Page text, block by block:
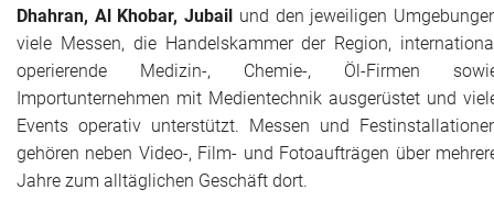
Dhahran, Al Khobar, Jubail und den jeweiligen
viele Messen, die Handelskammer der Region,
operierende Medizin-, Chemie-, Öl-Firmen
Importunternehmen mit Medientechnik ausgerüstet und
Events operativ unterstützt. Messen und
gehören neben Video-, Film- und Fotoaufträgen über
Jahre zum alltäglichen Geschäft dort.